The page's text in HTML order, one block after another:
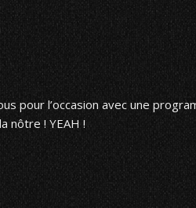
pour l’occasion avec une
nôtre ! YEAH !